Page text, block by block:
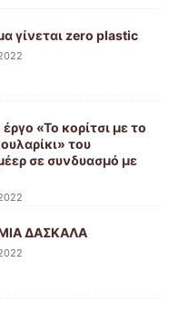
γίνεται zero plastic
«Το κορίτσι με το
του
σε συνδυασμό με
ΔΑΣΚΑΛΑ